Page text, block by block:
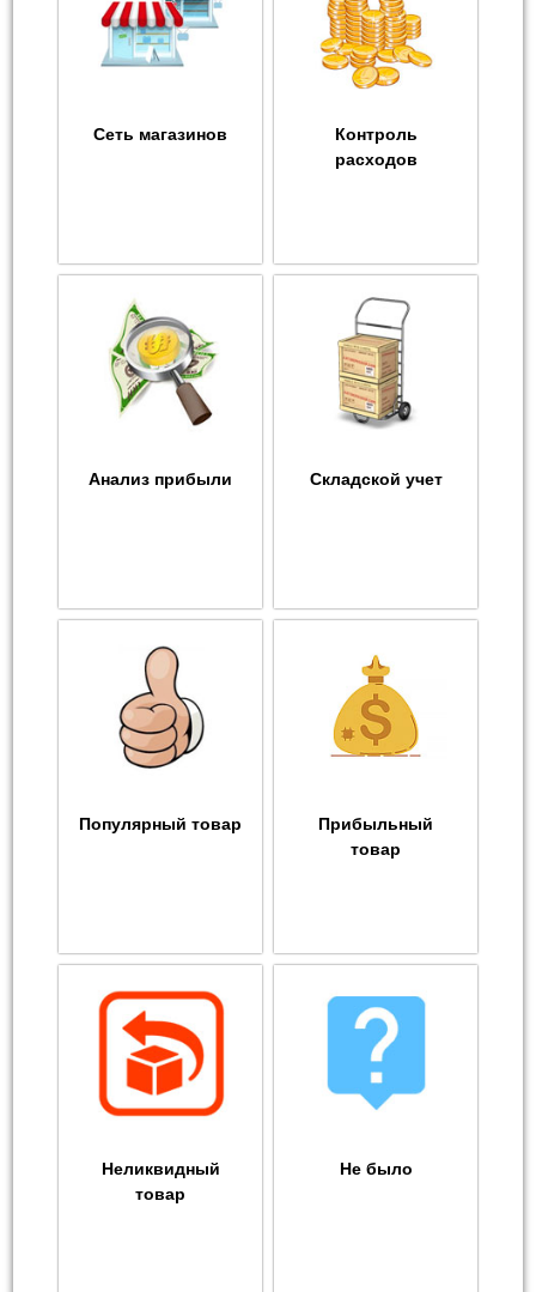
Сеть магазинов
Контроль
расходов
Анализ прибыли Складской учет
Популярный товар
Прибыльный
товар
Неликвидный
товар
Не было